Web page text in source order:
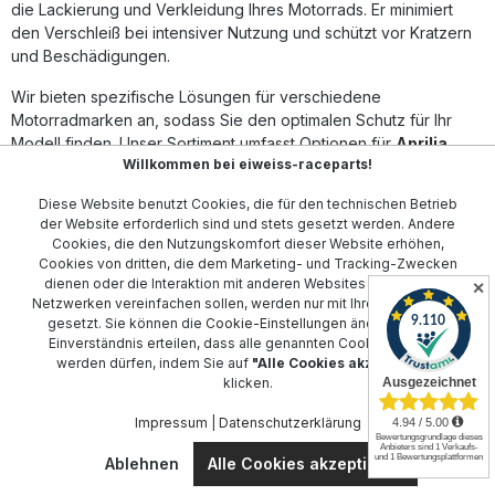
Lösung Lieferumfang: 1x Satz Eazi-Grip Abriebschutz links
und rechts Farbe: schwarz Montageanleitung
die Lackierung und Verkleidung Ihres Motorrads. Er minimiert
den Verschleiß bei intensiver Nutzung und schützt vor Kratzern
und Beschädigungen.
Wir bieten spezifische Lösungen für verschiedene
Motorradmarken an, sodass Sie den optimalen Schutz für Ihr
Modell finden. Unser Sortiment umfasst Optionen fürAprilia,
,GasGas,Hondaund weitere.
Der Eazi-Grip Abriebschutz ist einfach zu installieren und
überzeugt durch seine hohe Qualität und Langlebigkeit.
Vertrauen Sie auf unsere umfangreiche Auswahl und bestellen
Sie noch heute, um die Lebensdauer Ihres Motorrads zu
verlängern.
Kundenservice
Informationen
Willkommen bei eiweiss-raceparts!
Diese Website benutzt Cookies, die für den technischen Betrieb
der Website erforderlich sind und stets gesetzt werden. Andere
Cookies, die den Nutzungskomfort dieser Website erhöhen,
Cookies von dritten, die dem Marketing- und Tracking-Zwecken
dienen oder die Interaktion mit anderen Websites und sozialen
Netzwerken vereinfachen sollen, werden nur mit Ihrer Zustimmung
gesetzt. Sie können die Cookie-Einstellungen ändern oder Ihr
Einverständnis erteilen, dass alle genannten Cookies gesetzt
werden dürfen, indem Sie auf "Alle Cookies akzeptieren"
klicken.
Impressum Datenschutzerklärung
Ablehnen Alle Cookies akzeptieren
✕